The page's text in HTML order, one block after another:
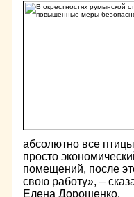
абсолютно все
просто
помещений, после
свою работу», –
Елена Дорошенко.